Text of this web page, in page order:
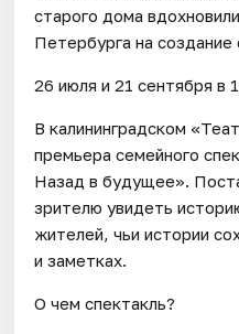
старого дома
Петербурга на создание
26 июля и 21 сентября в
В калининградском
премьера семейного
Назад в будущее».
зрителю увидеть
жителей, чьи истории
и заметках.
О чем спектакль?